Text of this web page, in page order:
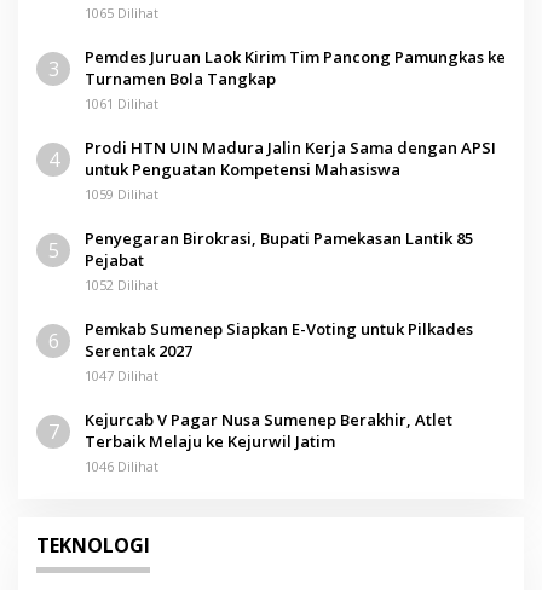
1065 Dilihat
3
Pemdes Juruan Laok Kirim Tim Pancong Pamungkas ke
Turnamen Bola Tangkap
1061 Dilihat
4
Prodi HTN UIN Madura Jalin Kerja Sama dengan APSI
untuk Penguatan Kompetensi Mahasiswa
1059 Dilihat
5
Penyegaran Birokrasi, Bupati Pamekasan Lantik 85
Pejabat
1052 Dilihat
6
Pemkab Sumenep Siapkan E-Voting untuk Pilkades
Serentak 2027
1047 Dilihat
7
Kejurcab V Pagar Nusa Sumenep Berakhir, Atlet
Terbaik Melaju ke Kejurwil Jatim
1046 Dilihat
TEKNOLOGI